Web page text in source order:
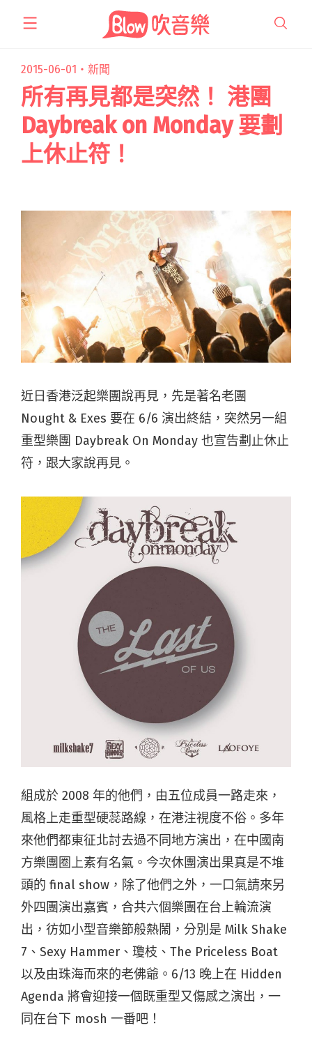
2015-06-01・ 新聞
所有再見都是突然！ 港團
Daybreak on Monday 要劃
上休止符！
近日香港泛起樂團說再見，先是著名老團
Nought & Exes 要在 6/6 演出終結，突然另一組
重型樂團 Daybreak On Monday 也宣告劃止休止
符，跟大家說再見。
組成於 2008 年的他們，由五位成員一路走來，
風格上走重型硬蕊路線，在港注視度不俗。多年
來他們都東征北討去過不同地方演出，在中國南
方樂團圈上素有名氣。今次休團演出果真是不堆
頭的 final show，除了他們之外，一口氣請來另
外四團演出嘉賓，合共六個樂團在台上輪流演
出，彷如小型音樂節般熱鬧，分別是 Milk Shake
7、Sexy Hammer、瓊枝、The Priceless Boat
以及由珠海而來的老佛爺。6/13 晚上在 Hidden
Agenda 將會迎接一個既重型又傷感之演出，一
同在台下 mosh 一番吧！